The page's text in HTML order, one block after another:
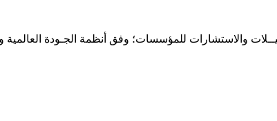
والاستشارات للمؤسسات؛ وفق أنظمة الجـودة